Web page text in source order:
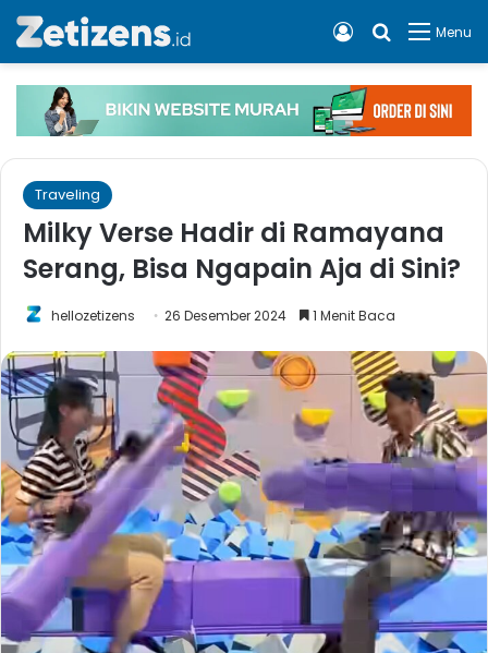
Menu
Cari apa,
Log In
Traveling
Milky Verse Hadir di Ramayana
Serang, Bisa Ngapain Aja di Sini?
hellozetizens 26 Desember 2024 1 Menit Baca